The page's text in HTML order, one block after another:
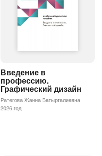
Введение в
профессию.
Графический дизайн
Ратегова Жанна Батыргалиевна
2026 год